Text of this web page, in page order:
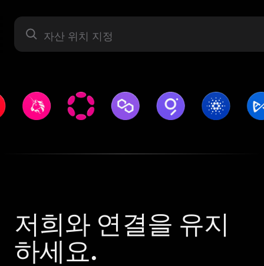
자산 라벨
저희와 연결을 유지
하세요.